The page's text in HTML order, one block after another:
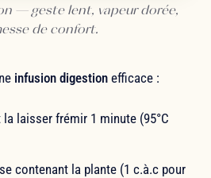
— geste lent, vapeur dorée,
de confort.
infusion digestion efficace :
la laisser frémir 1 minute (95°C
contenant la plante (1 c.à.c pour